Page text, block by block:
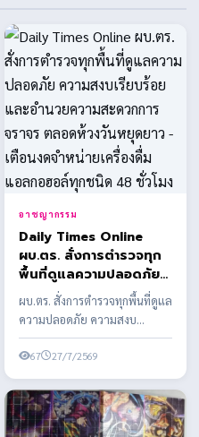
อาชญากรรม
Daily Times Online
ผบ.ตร. สั่งการตำรวจทุก
พื้นที่ดูแลความปลอดภัย
ความสงบเรียบร้อย และ
อำนวยความสะดวกการ
จราจร ตลอดห้วงวันหยุด
ยาว - เตือนงดจำหน่าย
เครื่องดื่มแอลกอฮอล์ทุก
ชนิด 48 ชั่วโมง
ผบ.ตร. สั่งการตำรวจทุกพื้นที่ดูแล
ความปลอดภัย ความสงบ
เรียบร้อย และอำนวยความ
สะดวกการจราจร ตลอดห้วงวัน
ห...
67 27/7/2569